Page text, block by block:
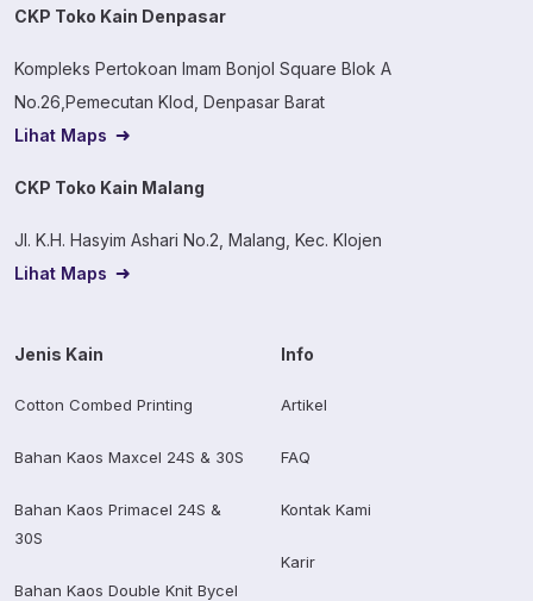
CKP Toko Kain Denpasar
Kompleks Pertokoan Imam Bonjol Square Blok A
No.26,Pemecutan Klod, Denpasar Barat
Lihat Maps
CKP Toko Kain Malang
Jl. K.H. Hasyim Ashari No.2, Malang, Kec. Klojen
Lihat Maps
Jenis Kain
Cotton Combed Printing
Bahan Kaos Maxcel 24S & 30S
Bahan Kaos Primacel 24S &
30S
Bahan Kaos Double Knit Bycel
Info
Artikel
FAQ
Kontak Kami
Karir